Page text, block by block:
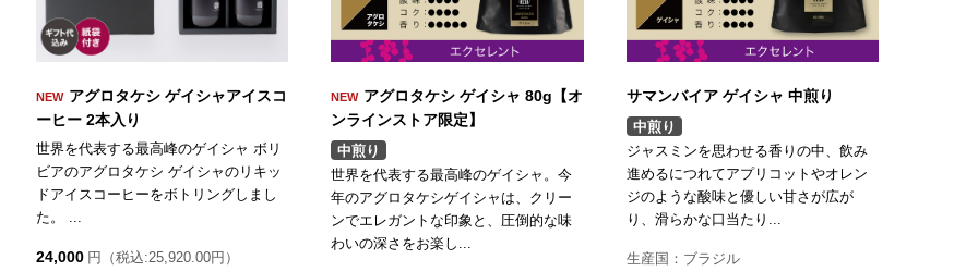
アグロタケシ ゲイシャアイスコ
ーヒー 2本入り
世界を代表する最高峰のゲイシャ ボリ
ビアのアグロタケシ ゲイシャのリキッ
ドアイスコーヒーをボトリングしまし
た。 ...
24,000 円（税込:25,920.00円）
アグロタケシ ゲイシャ 80g【オ
ンラインストア限定】
中煎り
世界を代表する最高峰のゲイシャ。今
年のアグロタケシゲイシャは、クリー
ンでエレガントな印象と、圧倒的な味
わいの深さをお楽し...
サマンバイア ゲイシャ 中煎り
中煎り
ジャスミンを思わせる香りの中、飲み
進めるにつれてアプリコットやオレン
ジのような酸味と優しい甘さが広が
り、滑らかな口当たり...
生産国：ブラジル